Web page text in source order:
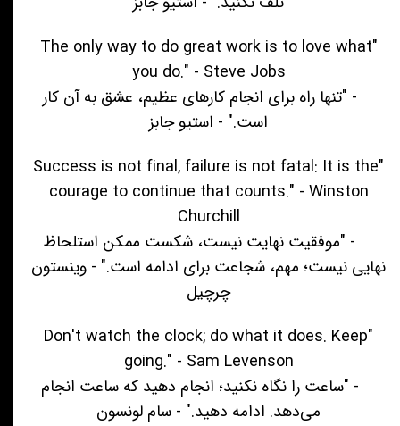
"The only way to do great work is to love what
you do." - Steve Jobs
- "تنها راه برای انجام کارهای عظیم، عشق به آن کار
است." - استیو جابز
"Success is not final, failure is not fatal: It is the
courage to continue that counts." - Winston
Churchill
- "موفقیت نهایت نیست، شکست ممکن استلحاظ
نهایی نیست؛ مهم، شجاعت برای ادامه است." - وینستون
چرچیل
"Don't watch the clock; do what it does. Keep
going." - Sam Levenson
- "ساعت را نگاه نکنید؛ انجام دهید که ساعت انجام
می‌دهد. ادامه دهید." - سام لونسون